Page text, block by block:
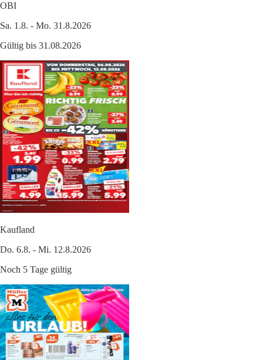
OBI
Sa. 1.8. - Mo. 31.8.2026
Gültig bis 31.08.2026
Kaufland
Do. 6.8. - Mi. 12.8.2026
Noch 5 Tage gültig